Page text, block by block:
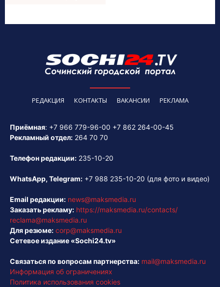
РЕДАКЦИЯ КОНТАКТЫ ВАКАНСИИ РЕКЛАМА
Приёмная: +7 966 779-96-00 +7 862 264-00-45
Рекламный отдел: 264 70 70
Телефон редакции: 235-10-20
WhatsApp, Telegram: +7 988 235-10-20 (для фото и видео)
Email редакции: news@maksmedia.ru
Заказать рекламу: https://maksmedia.ru/contacts/
reclama@maksmedia.ru
Для резюме: corp@maksmedia.ru
Сетевое издание «Sochi24.tv»
Связаться по вопросам партнерства: mail@maksmedia.ru
Информация об ограничениях
Политика использования cookies